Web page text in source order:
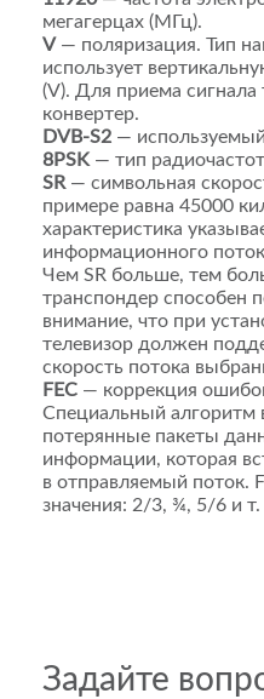
мегагерцах (МГц).
V — поляризация. Тип
использует
(V). Для приема сигнала
конвертер.
DVB-S2 —
8PSK— тип
SR— символьная
примере равна 45000
характеристика
информационного
Чем SR больше, тем
транспондер способен
внимание, что при
телевизор должен
скорость потока
FEC — коррекция
Специальный алгоритм
потерянные пакеты
информации, которая
в отправляемый поток.
значения: 2/3, ¾, 5/6 и т.
Задайте